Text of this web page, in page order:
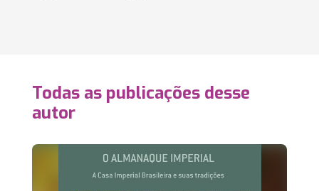
Todas as publicações desse
autor